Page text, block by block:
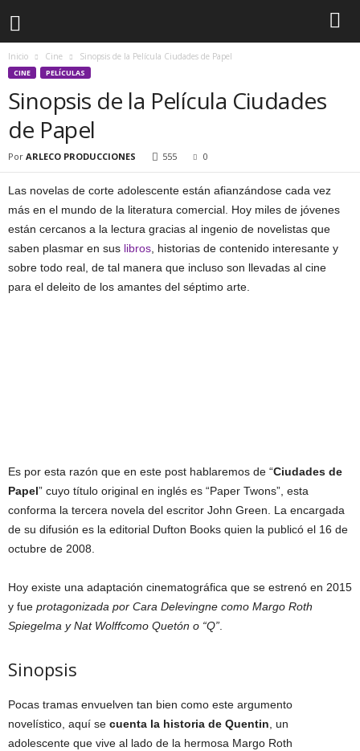
Inicio Cine Sinopsis de la Película Ciudades de Papel
CINE PELÍCULAS
Sinopsis de la Película Ciudades
de Papel
Por ARLECO PRODUCCIONES 555 0
Las novelas de corte adolescente están afianzándose cada vez
más en el mundo de la literatura comercial. Hoy miles de jóvenes
están cercanos a la lectura gracias al ingenio de novelistas que
saben plasmar en sus libros , historias de contenido interesante y
sobre todo real, de tal manera que incluso son llevadas al cine
para el deleito de los amantes del séptimo arte.
Es por esta razón que en este post hablaremos de “Ciudades de
Papel” cuyo título original en inglés es “Paper Twons”, esta
conforma la tercera novela del escritor John Green. La encargada
de su difusión es la editorial Dufton Books quien la publicó el 16 de
octubre de 2008.
Hoy existe una adaptación cinematográfica que se estrenó en 2015
y fue protagonizada por Cara Delevingne como Margo Roth
Spiegelma y Nat Wolffcomo Quetón o “Q”.
Sinopsis
Pocas tramas envuelven tan bien como este argumento
novelístico, aquí se cuenta la historia de Quentin, un
adolescente que vive al lado de la hermosa Margo Roth